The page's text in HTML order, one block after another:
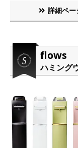
詳細ペー
flows
ハミング